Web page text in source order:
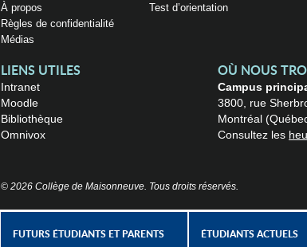
À propos
Règles de confidentialité
Médias
Test d’orientation
LIENS UTILES
Intranet
Moodle
Bibliothèque
Omnivox
OÙ NOUS
Campus
3800, rue
Montréal
Consultez les
© 2026 Collège de Maisonneuve. Tous droits réservés.
FUTURS ÉTUDIANTS ET PARENTS ÉTUDIANTS ACTUELS